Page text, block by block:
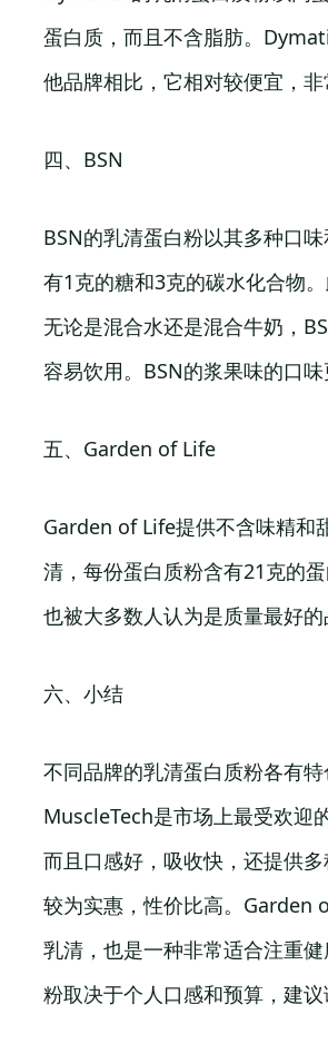
蛋白质，而且不含脂肪。
他品牌相比，它相对较便宜，非
四、BSN
BSN的乳清蛋白粉以其多种口
有1克的糖和3克的碳水化合物
无论是混合水还是混合牛奶，
容易饮用。BSN的浆果味的口味
五、Garden of Life
Garden of Life提供不含味精和
清，每份蛋白质粉含有21克的
也被大多数人认为是质量最好的
六、小结
不同品牌的乳清蛋白质粉各有
MuscleTech是市场上最受欢迎
而且口感好，吸收快，还提供
较为实惠，性价比高。Garden
乳清，也是一种非常适合注重
粉取决于个人口感和预算，建